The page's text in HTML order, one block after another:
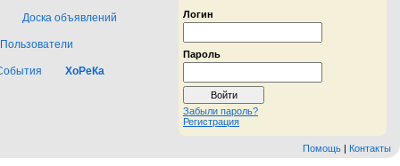
Логин
Пароль
Забыли пароль?
Регистрация
Доска объявлений
Пользователи
ХоРеКа
Помощь | Контакты